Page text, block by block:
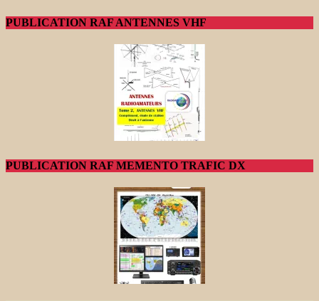
PUBLICATION RAF ANTENNES VHF
PUBLICATION RAF MEMENTO TRAFIC DX